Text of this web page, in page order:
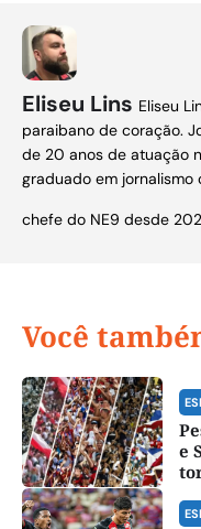
Eliseu Lins Eliseu
paraibano de coração.
de 20 anos de atuação
graduado em
chefe do NE9 desde
Você
e